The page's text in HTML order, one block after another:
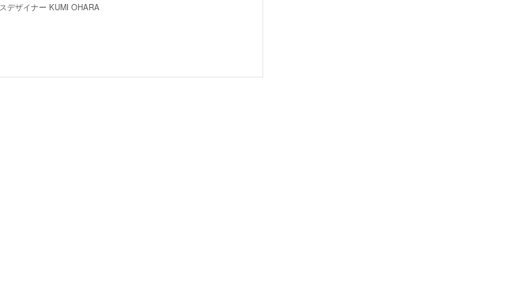
デザイナー KUMI OHARA